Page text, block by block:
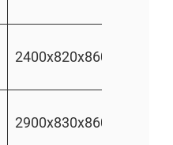
2400x820x860
2900x830x860